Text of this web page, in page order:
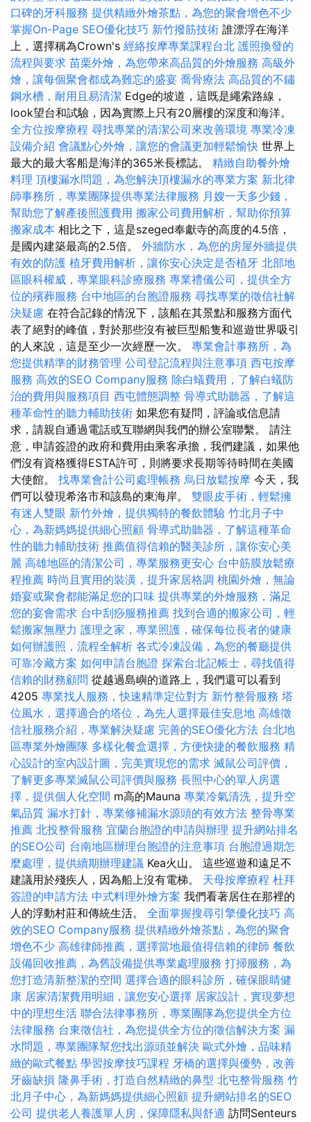
口碑的牙科服務 提供精緻外燴茶點，為您的聚會增色不少
掌握On-Page SEO優化技巧 新竹撥筋技術 誰漂浮在海洋
上，選擇稱為Crown's 經絡按摩專業課程台北 護照換發的
流程與要求 苗栗外燴，為您帶來高品質的外燴服務 高級外
燴，讓每個聚會都成為難忘的盛宴 喬骨療法 高品質的不鏽
鋼水槽，耐用且易清潔 Edge的坡道，這既是繩索路線，
look望台和試驗，因為實際上只有20層樓的深度和海洋。
全方位按摩療程 尋找專業的清潔公司來改善環境 專業冷凍
設備介紹 會議點心外燴，讓您的會議更加輕鬆愉快 世界上
最大的最大客船是海洋的365米長標誌。 精緻自助餐外燴
料理 頂樓漏水問題，為您解決頂樓漏水的專業方案 新北律
師事務所，專業團隊提供專業法律服務 月嫂一天多少錢，
幫助您了解產後照護費用 搬家公司費用解析，幫助你預算
搬家成本 相比之下，這是szeged奉獻寺的高度的4.5倍，
是國內建築最高的2.5倍。 外牆防水，為您的房屋外牆提供
有效的防護 植牙費用解析，讓你安心決定是否植牙 北部地
區眼科權威，專業眼科診療服務 專業禮儀公司，提供全方
位的殯葬服務 台中地區的台胞證服務 尋找專業的徵信社解
決疑慮 在符合記錄的情況下，該船在其景點和服務方面代
表了絕對的峰值，對於那些沒有被巨型船隻和巡遊世界吸引
的人來說，這是至少一次經歷一次。 專業會計事務所，為
您提供精準的財務管理 公司登記流程與注意事項 西屯按摩
服務 高效的SEO Company服務 除白蟻費用，了解白蟻防
治的費用與服務項目 西屯體態調整 骨導式助聽器，了解這
種革命性的聽力輔助技術 如果您有疑問，評論或信息請
求，請親自通過電話或互聯網與我們的辦公室聯繫。 請注
意，申請簽證的政府和費用由乘客承擔，我們建議，如果他
們沒有資格獲得ESTA許可，則將要求長期等待時間在美國
大使館。 找專業會計公司處理帳務 烏日放鬆按摩 今天，我
們可以發現希洛市和該島的東海岸。 雙眼皮手術，輕鬆擁
有迷人雙眼 新竹外燴，提供獨特的餐飲體驗 竹北月子中
心，為新媽媽提供細心照顧 骨導式助聽器，了解這種革命
性的聽力輔助技術 推薦值得信賴的醫美診所，讓你安心美
麗 高雄地區的清潔公司，專業服務更安心 台中筋膜放鬆療
程推薦 時尚且實用的裝潢，提升家居格調 桃園外燴，無論
婚宴或聚會都能滿足您的口味 提供專業的外燴服務，滿足
您的宴會需求 台中刮痧服務推薦 找到合適的搬家公司，輕
鬆搬家無壓力 護理之家，專業照護，確保每位長者的健康
如何辦護照，流程全解析 各式冷凍設備，為您的餐廳提供
可靠冷藏方案 如何申請台胞證 探索台北記帳士，尋找值得
信賴的財務顧問 從越過島嶼的道路上，我們還可以看到
4205 專業找人服務，快速精準定位對方 新竹整骨服務 塔
位風水，選擇適合的塔位，為先人選擇最佳安息地 高雄徵
信社服務介紹，專業解決疑慮 完善的SEO優化方法 台北地
區專業外燴團隊 多樣化餐盒選擇，方便快捷的餐飲服務 精
心設計的室內設計圖，完美實現您的需求 滅鼠公司評價，
了解更多專業滅鼠公司評價與服務 長照中心的單人房選
擇，提供個人化空間 m高的Mauna 專業冷氣清洗，提升空
氣品質 漏水打針，專業修補漏水源頭的有效方法 整骨專業
推薦 北投整骨服務 宜蘭台胞證的申請與辦理 提升網站排名
的SEO公司 台南地區辦理台胞證的注意事項 台胞證過期怎
麼處理，提供續期辦理建議 Kea火山。 這些巡遊和遠足不
建議用於殘疾人，因為船上沒有電梯。 天母按摩療程 杜拜
簽證的申請方法 中式料理外燴方案 我們看著居住在那裡的
人的浮動村莊和傳統生活。 全面掌握搜尋引擎優化技巧 高
效的SEO Company服務 提供精緻外燴茶點，為您的聚會
增色不少 高雄律師推薦，選擇當地最值得信賴的律師 餐飲
設備回收推薦，為舊設備提供專業處理服務 打掃服務，為
您打造清新整潔的空間 選擇合適的眼科診所，確保眼睛健
康 居家清潔費用明細，讓您安心選擇 居家設計，實現夢想
中的理想生活 聯合法律事務所，專業團隊為您提供全方位
法律服務 台東徵信社，為您提供全方位的徵信解決方案 漏
水問題，專業團隊幫您找出源頭並解決 歐式外燴，品味精
緻的歐式餐點 學習按摩技巧課程 牙橋的選擇與優勢，改善
牙齒缺損 隆鼻手術，打造自然精緻的鼻型 北屯整骨服務 竹
北月子中心，為新媽媽提供細心照顧 提升網站排名的SEO
公司 提供老人養護單人房，保障隱私與舒適 訪問Senteurs